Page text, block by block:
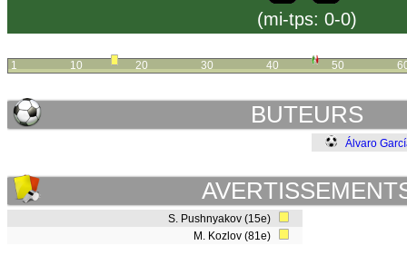
(mi-tps: 0-0)
1 10 20 30 40 50
BUTEURS
Álvaro
S. Pushnyakov (15e)
M. Kozlov (81e)